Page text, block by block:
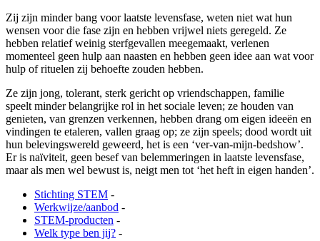
Zij zijn minder bang voor laatste levensfase, weten niet wat hun
wensen voor die fase zijn en hebben vrijwel niets geregeld. Ze
hebben relatief weinig sterfgevallen meegemaakt, verlenen
momenteel geen hulp aan naasten en hebben geen idee aan wat voor
hulp of rituelen zij behoefte zouden hebben.
Ze zijn jong, tolerant, sterk gericht op vriendschappen, familie
speelt minder belangrijke rol in het sociale leven; ze houden van
genieten, van grenzen verkennen, hebben drang om eigen ideeën en
vindingen te etaleren, vallen graag op; ze zijn speels; dood wordt uit
hun belevingswereld geweerd, het is een ‘ver-van-mijn-bedshow’.
Er is naïviteit, geen besef van belemmeringen in laatste levensfase,
maar als men wel bewust is, neigt men tot ‘het heft in eigen handen’.
Stichting STEM -
Werkwijze/aanbod -
STEM-producten -
Welk type ben jij? -